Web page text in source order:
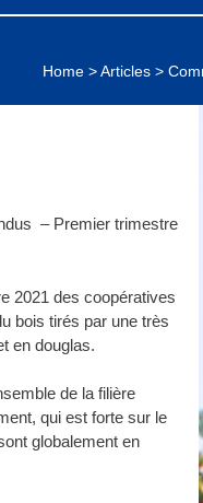
Home >Articles >
– Premier trimestre
2021 des coopératives
bois tirés par une très
en douglas.
de la filière
qui est forte sur le
globalement en